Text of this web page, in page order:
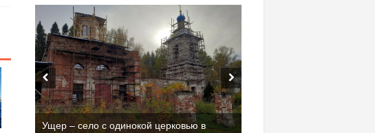
Ущер – село с одинокой церковью в